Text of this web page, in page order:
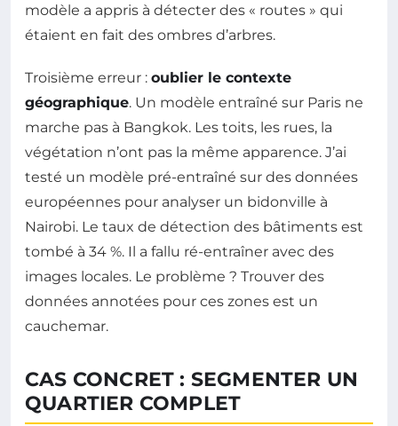
modèle a appris à détecter des « routes » qui
étaient en fait des ombres d’arbres.
Troisième erreur : oublier le contexte
géographique. Un modèle entraîné sur Paris ne
marche pas à Bangkok. Les toits, les rues, la
végétation n’ont pas la même apparence. J’ai
testé un modèle pré-entraîné sur des données
européennes pour analyser un bidonville à
Nairobi. Le taux de détection des bâtiments est
tombé à 34 %. Il a fallu ré-entraîner avec des
images locales. Le problème ? Trouver des
données annotées pour ces zones est un
cauchemar.
CAS CONCRET : SEGMENTER UN
QUARTIER COMPLET